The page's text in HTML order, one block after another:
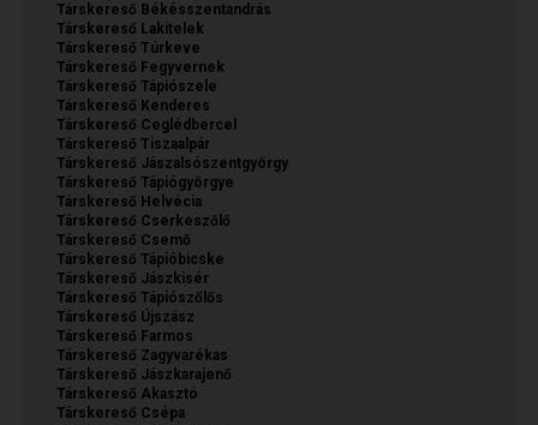
Társkereső Békésszentandrás
Társkereső Lakitelek
Társkereső Túrkeve
Társkereső Fegyvernek
Társkereső Tápiószele
Társkereső Kenderes
Társkereső Ceglédbercel
Társkereső Tiszaalpár
Társkereső Jászalsószentgyörgy
Társkereső Tápiógyörgye
Társkereső Helvécia
Társkereső Cserkeszőlő
Társkereső Csemő
Társkereső Tápióbicske
Társkereső Jászkisér
Társkereső Tápiószőlős
Társkereső Újszász
Társkereső Farmos
Társkereső Zagyvarékas
Társkereső Jászkarajenő
Társkereső Akasztó
Társkereső Csépa